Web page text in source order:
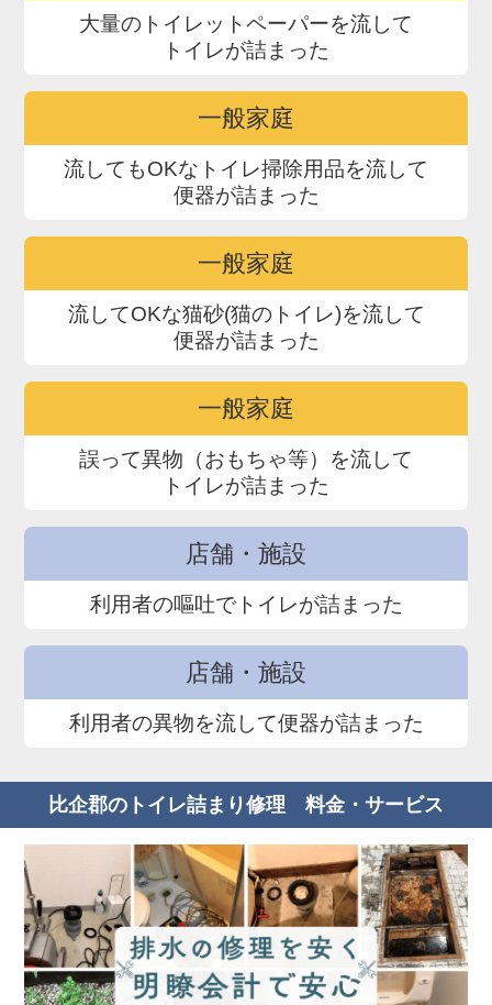
大量のトイレットペーパーを流して
トイレが詰まった
一般家庭
流してもOKなトイレ掃除用品を流して
便器が詰まった
一般家庭
流してOKな猫砂(猫のトイレ)を流して
便器が詰まった
一般家庭
誤って異物（おもちゃ等）を流して
トイレが詰まった
店舗・施設
利用者の嘔吐でトイレが詰まった
店舗・施設
利用者の異物を流して便器が詰まった
比企郡のトイレ詰まり修理 料金・サービス